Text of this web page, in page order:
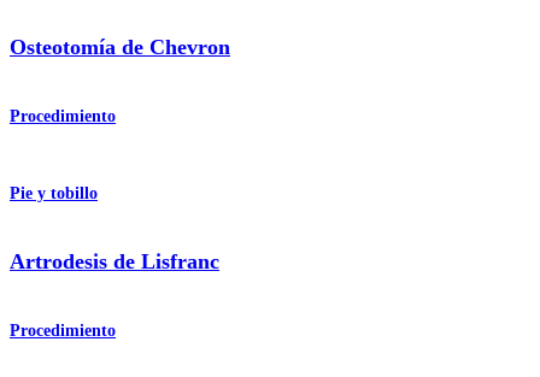
Osteotomía de Chevron
Procedimiento
Pie y tobillo
Artrodesis de Lisfranc
Procedimiento